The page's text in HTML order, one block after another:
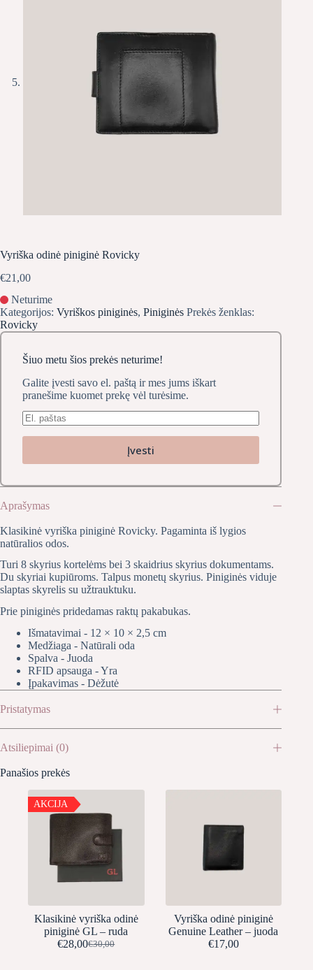
Vyriška odinė piniginė Rovicky
€21,00
Neturime
Kategorijos: Vyriškos piniginės, Piniginės Prekės ženklas:
Rovicky
Šiuo metu šios prekės neturime!
Galite įvesti savo el. paštą ir mes jums iškart
pranešime kuomet prekę vėl turėsime.
Įvesti
Aprašymas
Klasikinė vyriška piniginė Rovicky. Pagaminta iš lygios
natūralios odos.
Turi 8 skyrius kortelėms bei 3 skaidrius skyrius dokumentams.
Du skyriai kupiūroms. Talpus monetų skyrius. Piniginės viduje
slaptas skyrelis su užtrauktuku.
Prie piniginės pridedamas raktų pakabukas.
Išmatavimai - 12 × 10 × 2,5 cm
Medžiaga - Natūrali oda
Spalva - Juoda
RFID apsauga - Yra
Įpakavimas - Dėžutė
Pristatymas
Atsiliepimai (0)
Panašios prekės
AKCIJA
Klasikinė vyriška odinė
piniginė GL – ruda
€30,00
Original
€28,00Current
Vyriška odinė piniginė
Genuine Leather – juoda
€17,00